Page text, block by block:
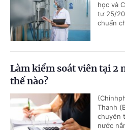
học và
tư 25/
chuẩn
Làm kiểm soát viên tại 2
thế nào?
Thanh
chuyên
nước